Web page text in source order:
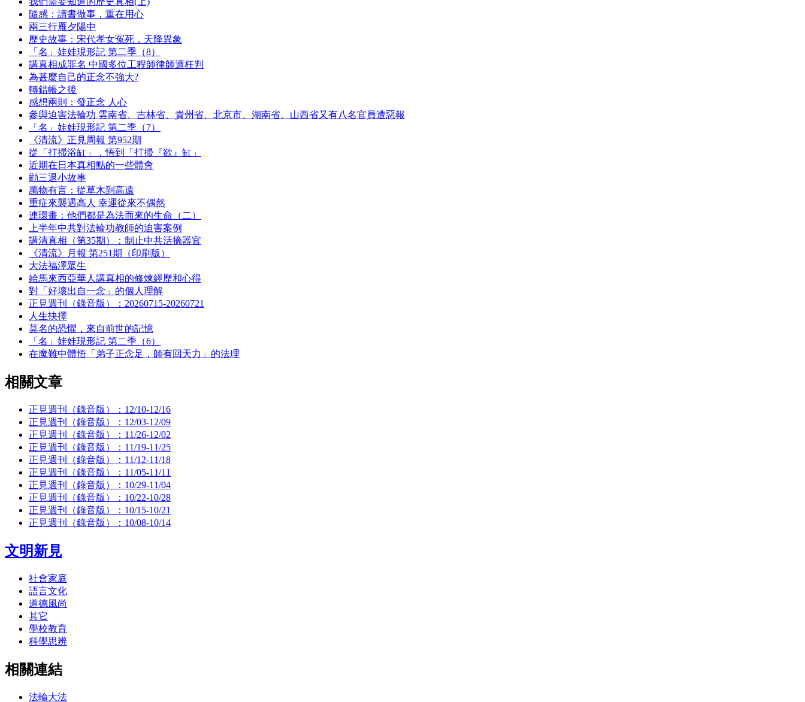
隨感：讀書做事，重在用心
兩三行雁夕陽中
歷史故事：宋代孝女冤死，天降異象
「名」娃娃現形記 第二季（8）
講真相成罪名 中國多位工程師律師遭枉判
為甚麼自己的正念不強大?
轉錯帳之後
感想兩則：發正念 人心
參與迫害法輪功 雲南省、吉林省、貴州省、北京市、湖南省、山西省又有八名官員遭惡報
「名」娃娃現形記 第二季（7）
《清流》正見周報 第952期
從「打掃浴缸」，悟到「打掃『欲』缸」
近期在日本真相點的一些體會
勸三退小故事
萬物有言：從草木到高遠
重症來襲遇高人 幸運從來不偶然
連環畫：他們都是為法而來的生命（二）
上半年中共對法輪功教師的迫害案例
講清真相（第35期）：制止中共活摘器官
《清流》月報 第251期（印刷版）
大法福澤眾生
給馬來西亞華人講真相的修煉經歷和心得
對「好壞出自一念」的個人理解
正見週刊（錄音版）：20260715-20260721
人生抉擇
莫名的恐懼，來自前世的記憶
「名」娃娃現形記 第二季（6）
在魔難中體悟「弟子正念足，師有回天力」的法理
相關文章
正見週刊（錄音版）：12/10-12/16
正見週刊（錄音版）：12/03-12/09
正見週刊（錄音版）：11/26-12/02
正見週刊（錄音版）：11/19-11/25
正見週刊（錄音版）：11/12-11/18
正見週刊（錄音版）：11/05-11/11
正見週刊（錄音版）：10/29-11/04
正見週刊（錄音版）：10/22-10/28
正見週刊（錄音版）：10/15-10/21
正見週刊（錄音版）：10/08-10/14
文明新見
社會家庭
語言文化
道德風尚
其它
學校教育
科學思辨
相關連結
法輪大法